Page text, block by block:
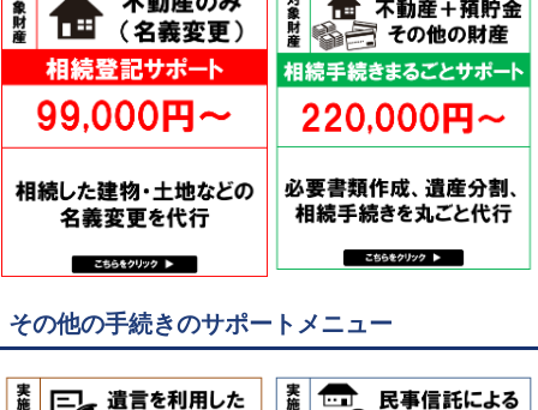
その他の手続きのサポートメニュー